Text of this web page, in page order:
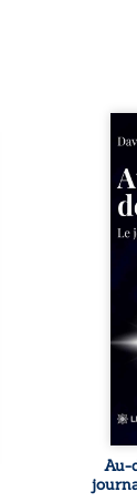
Né
la
ses
prix
les
Au-